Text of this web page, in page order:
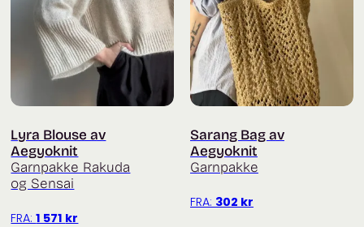
Lyra Blouse av
Aegyoknit
Garnpakke Rakuda
og Sensai
FRA:1 571 kr
Sarang Bag av
Aegyoknit
Garnpakke
FRA: 302 kr